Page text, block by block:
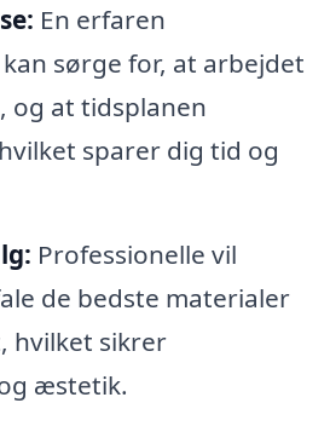
En erfaren
sørge for, at arbejdet
og at tidsplanen
sparer dig tid og
Professionelle vil
de bedste materialer
hvilket sikrer
æstetik.